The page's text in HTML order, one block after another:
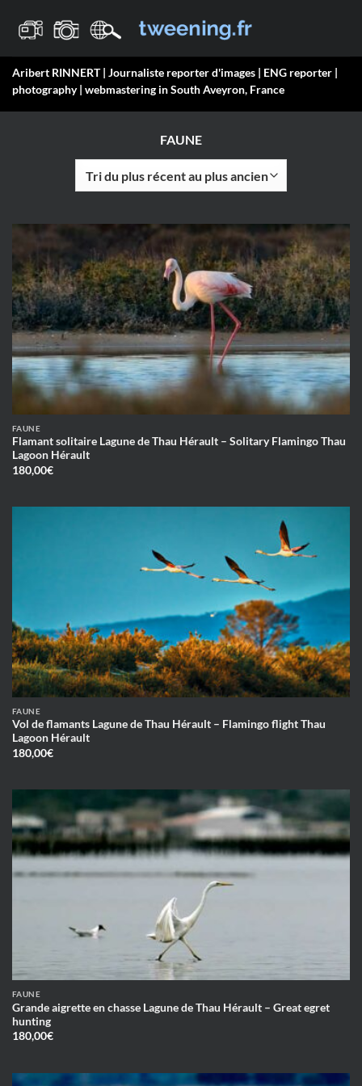
Aribert RINNERT | Journaliste reporter d'images | ENG reporter |
photography | webmastering in South Aveyron, France
FAUNE
FAUNE
Flamant solitaire Lagune de Thau Hérault – Solitary Flamingo Thau
Lagoon Hérault
180,00€
FAUNE
Vol de flamants Lagune de Thau Hérault – Flamingo flight Thau
Lagoon Hérault
180,00€
FAUNE
Grande aigrette en chasse Lagune de Thau Hérault – Great egret
hunting
180,00€